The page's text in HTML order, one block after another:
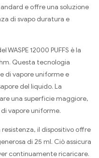
e offre una soluzione
di svapo duratura e
12000 PUFFS è la
Questa tecnologia
di vapore uniforme e
del liquido. La
una superficie maggiore,
vapore uniforme.
il dispositivo offre
di 25 ml. Ciò assicura
continuamente ricaricare.